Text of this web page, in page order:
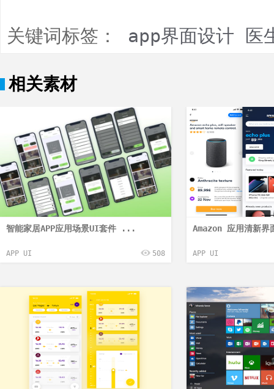
关键词标签： app界面设计 医
相关素材
智能家居APP应用场景UI套件 ...
APP UI 508
Amazon 应用清新
APP UI